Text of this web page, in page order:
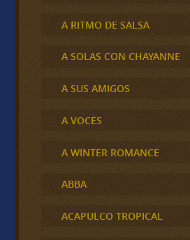
A RITMO DE SALSA
A SOLAS CON CHAYANNE
A SUS AMIGOS
A VOCES
A WINTER ROMANCE
ABBA
ACAPULCO TROPICAL